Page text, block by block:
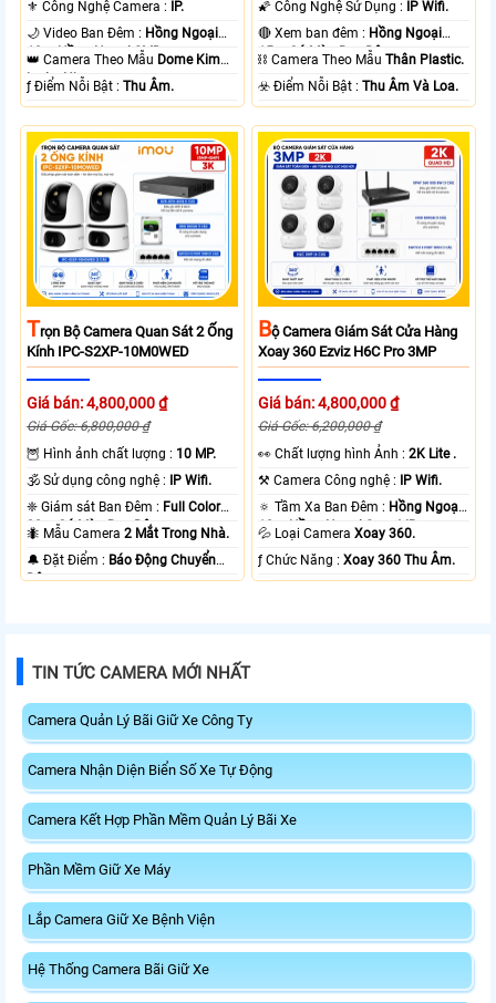
⚜️ Công Nghệ Camera : IP.
🌙 Video Ban Đêm : Hồng Ngoại
10m Hồng Ngoại SMD.
👑 Camera Theo Mẫu Dome Kim
loại + Nhựa.
️ƒ Điểm Nỗi Bật :Thu Âm.
🌠 Công Nghệ Sử Dụng : IP Wifi.
🔴 Xem ban đêm : Hồng Ngoại
15m Có Màu Ban Ðêm.
⛓ Camera Theo MẫuThân Plastic.
️☣️ Điểm Nỗi Bật :Thu Âm Và Loa.
TRọn Bộ Camera Quan Sát 2 Ống
Kính IPC-S2XP-10M0WED
Giá bán: 4,800,000 ₫
Giá Gốc: 6,800,000 ₫
🦉 Hình ảnh chất lượng : 10 MP.
🕉️ Sử dụng công nghệ :
IP Wifi.
❈ Giám sát Ban Đêm : Full Color
20m Có Màu Ban Ðêm.
🐜 Mẫu Camera2 Mắt Trong Nhà.
️🔔 Đặt Điểm : Báo Động Chuyển
Động.
BỘ Camera Giám Sát Cửa Hàng
Xoay 360 Ezviz H6C Pro 3MP
Giá bán: 4,800,000 ₫
Giá Gốc: 6,200,000 ₫
️👀 Chất lượng hình Ảnh :2K Lite .
⚒ Camera Công nghệ :
IP Wifi.
🔅 Tầm Xa Ban Đêm : Hồng Ngoại
10m Hồng Ngoại Smart IR.
💦 Loại CameraXoay 360.
️ƒ Chức Năng :Xoay 360 Thu Âm.
TIN TỨC CAMERA MỚI NHẤT
Camera Quản Lý Bãi Giữ Xe Công Ty
Camera Nhận Diện Biển Số Xe Tự Động
Camera Kết Hợp Phần Mềm Quản Lý Bãi Xe
Phần Mềm Giữ Xe Máy
Lắp Camera Giữ Xe Bệnh Viện
Hệ Thống Camera Bãi Giữ Xe